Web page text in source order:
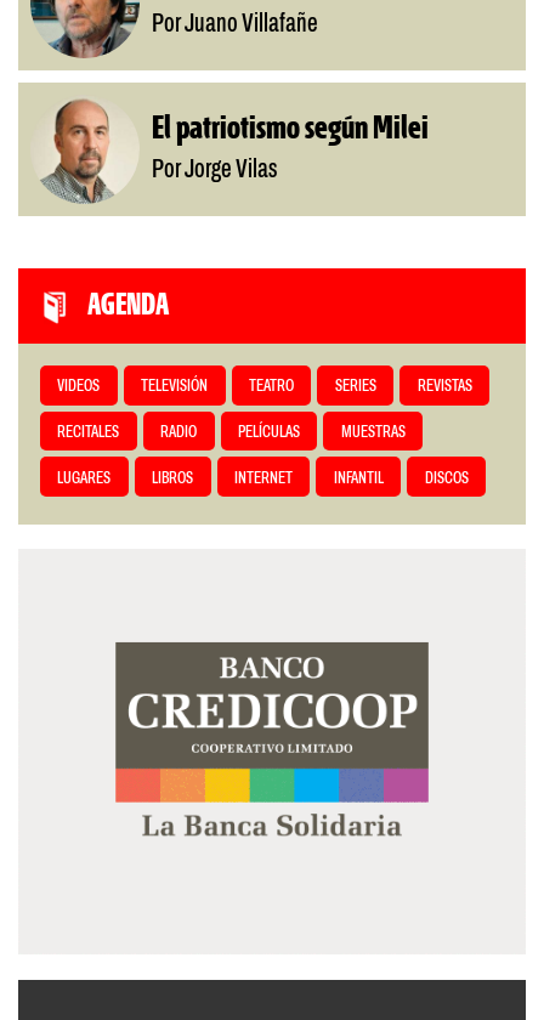
Por Juano Villafañe
El patriotismo según Milei
Por Jorge Vilas
AGENDA
VIDEOS TELEVISIÓN TEATRO SERIES REVISTAS
RECITALES RADIO PELÍCULAS MUESTRAS
LUGARES LIBROS INTERNET INFANTIL DISCOS